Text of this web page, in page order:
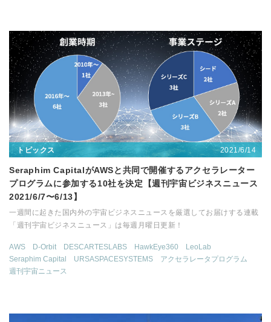
トピックス 2021/6/14
Seraphim CapitalがAWSと共同で開催するアクセラレーター
プログラムに参加する10社を決定【週刊宇宙ビジネスニュース
2021/6/7〜6/13】
一週間に起きた国内外の宇宙ビジネスニュースを厳選してお届けする連載
「週刊宇宙ビジネスニュース」は毎週月曜日更新！
AWS D-Orbit DESCARTESLABS HawkEye360
LeoLab
Seraphim Capital
URSASPACESYSTEMS
アクセラレータプログラム
週刊宇宙ニュース